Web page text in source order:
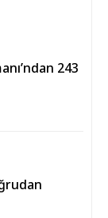
243